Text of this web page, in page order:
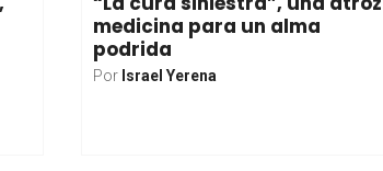
medicina para un alma
podrida
Por Israel Yerena